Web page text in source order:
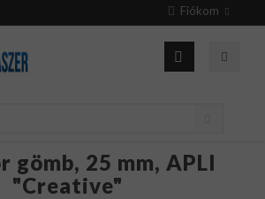
Fiókom
gömb, 25 mm, APLI
"Creative"